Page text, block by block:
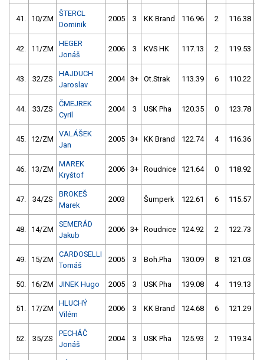
41. 10/ZM
ŠTERCL
Dominik
2005 3 KK Brand 116.96 2 116.38
42. 11/ZM
HEGER
Jonáš
2006 3 KVS HK 117.13 2 119.53
43. 32/ZS
HAJDUCH
Jaroslav
2004 3+ Ot.Strak 113.39 6 110.22
44. 33/ZS
ČMEJREK
Cyril
2004 3 USK Pha 120.35 0 123.78
45. 12/ZM
VALÁŠEK
Jan
2005 3+ KK Brand 122.74 4 116.36
46. 13/ZM
MAREK
Kryštof
2006 3+ Roudnice 121.64 0 118.92
47. 34/ZS
BROKEŠ
Marek
2003 Šumperk 122.61 6 115.57
48. 14/ZM
SEMERÁD
Jakub
2006 3+ Roudnice 124.92 2 122.73
49. 15/ZM
CARDOSELLI
Tomáš
2005 3 Boh.Pha 130.09 8 121.03
50. 16/ZM JINEK Hugo 2005 3 USK Pha 139.08 4 119.13
51. 17/ZM
HLUCHÝ
Vilém
2006 3 KK Brand 124.68 6 121.29
52. 35/ZS
PECHÁČ
Jonáš
2004 3 USK Pha 125.93 2 119.34